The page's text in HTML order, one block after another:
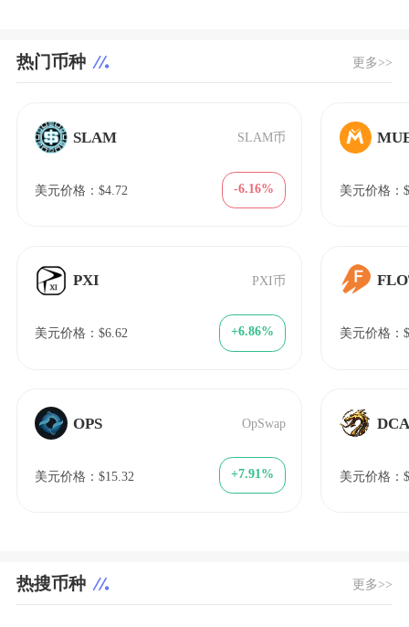
热门币种 更多>>
SLAM SLAM币
美元价格：$4.72 -6.16%
PXI PXI币
美元价格：$6.62 +6.86%
OPS OpSwap
美元价格：$15.32 +7.91%
美元价格：
美元价格：
美元价格：
热搜币种 更多>>